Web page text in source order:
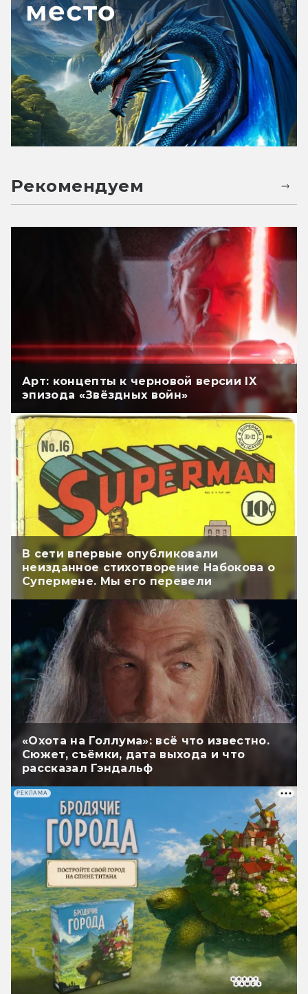
Рекомендуем
Арт: концепты к черновой версии IX
эпизода «Звёздных войн»
В сети впервые опубликовали
неизданное стихотворение Набокова о
Супермене. Мы его перевели
«Охота на Голлума»: всё что известно.
Сюжет, съёмки, дата выхода и что
рассказал Гэндальф
РЕКЛАМА